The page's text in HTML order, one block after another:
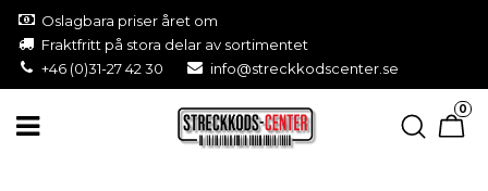
Oslagbara priser året om
Fraktfritt på stora delar av sortimentet
+46 (0)31-27 42 30
info@streckkodscenter.se
0